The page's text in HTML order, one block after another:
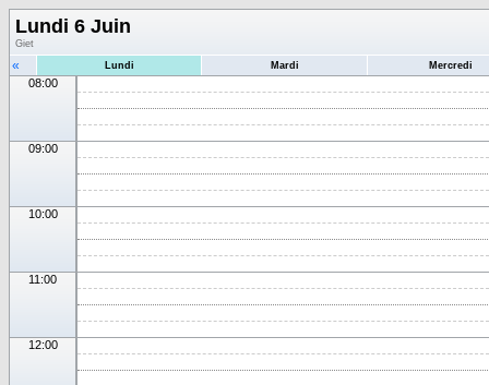
Lundi 6 Juin
Giet
« Lundi Mardi Mercredi
08:00
09:00
10:00
11:00
12:00